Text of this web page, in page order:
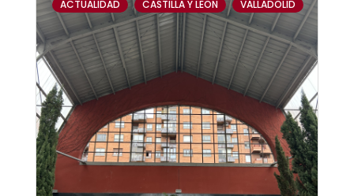
ACTUALIDAD CASTILLA Y LEON VALLADOLID